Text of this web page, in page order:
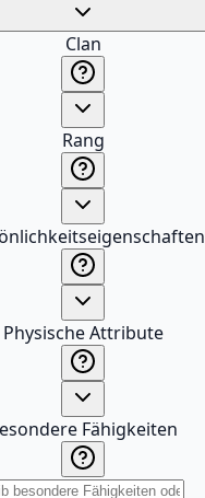
Clan
Rang
Physische Attribute
Fähigkeiten